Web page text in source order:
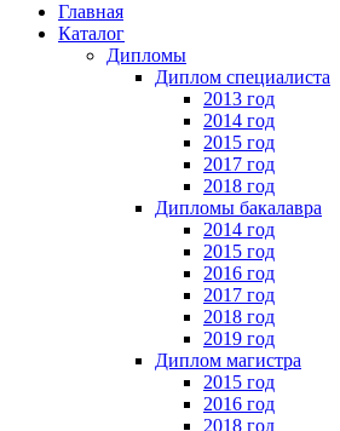
Главная
Каталог
Дипломы
Диплом специалиста
2013 год
2014 год
2015 год
2017 год
2018 год
Дипломы бакалавра
2014 год
2015 год
2016 год
2017 год
2018 год
2019 год
Диплом магистра
2015 год
2016 год
2018 год